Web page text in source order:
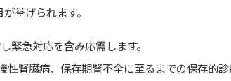
挙げられます。
緊急対応を含み応需します。
性腎臓病、保存期腎不全に至るまでの保存的診